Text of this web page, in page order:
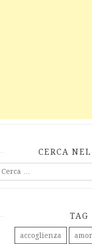
CERCA
Ricerca
TAG
accoglienza